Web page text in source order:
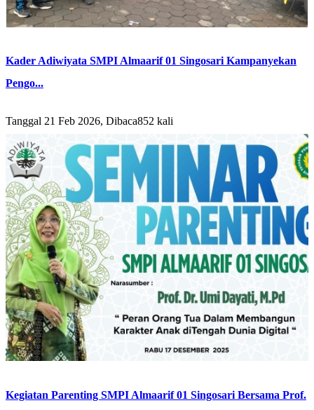
Kader Adiwiyata SMPI Almaarif 01 Singosari Kampanyekan
Pengo...
Tanggal 21 Feb 2026, Dibaca852 kali
Kegiatan Parenting SMPI Almaarif 01 Singosari Bersama Prof.